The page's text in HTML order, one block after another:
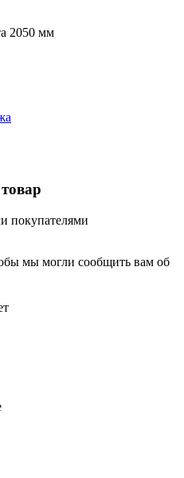
2050 мм
покупателями
мы могли сообщить вам об